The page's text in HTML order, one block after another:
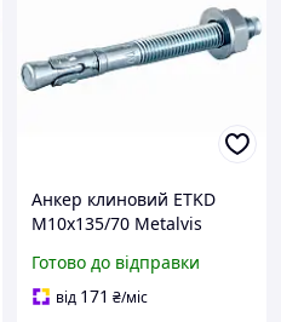
Анкер клиновий ETKD
М10х135/70 Metalvis
50 шт./пачка
Готово до відправки
від 171 ₴/міс